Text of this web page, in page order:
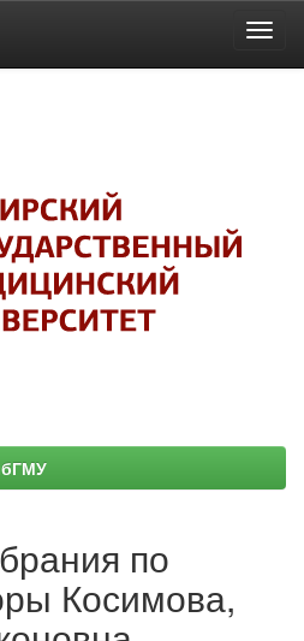
по
Косимова,